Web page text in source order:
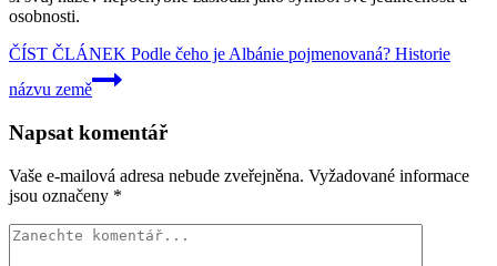
osobnosti.
ČÍST ČLÁNEK Podle čeho je Albánie pojmenovaná? Historie
názvu země
Napsat komentář
Vaše e-mailová adresa nebude zveřejněna. Vyžadované informace
jsou označeny *